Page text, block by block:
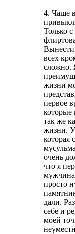
4. Чаще
Только
Вынести
всех
сложно.
жизни
первое
которые
так же
жизни.
которая
очень
что я
просто
дали.
себе и
моей